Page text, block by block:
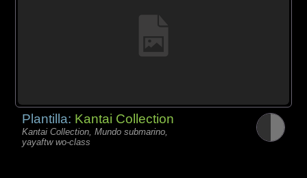
Plantilla: Kantai Collection
Kantai Collection, Mundo submarino,
yayaftw wo-class